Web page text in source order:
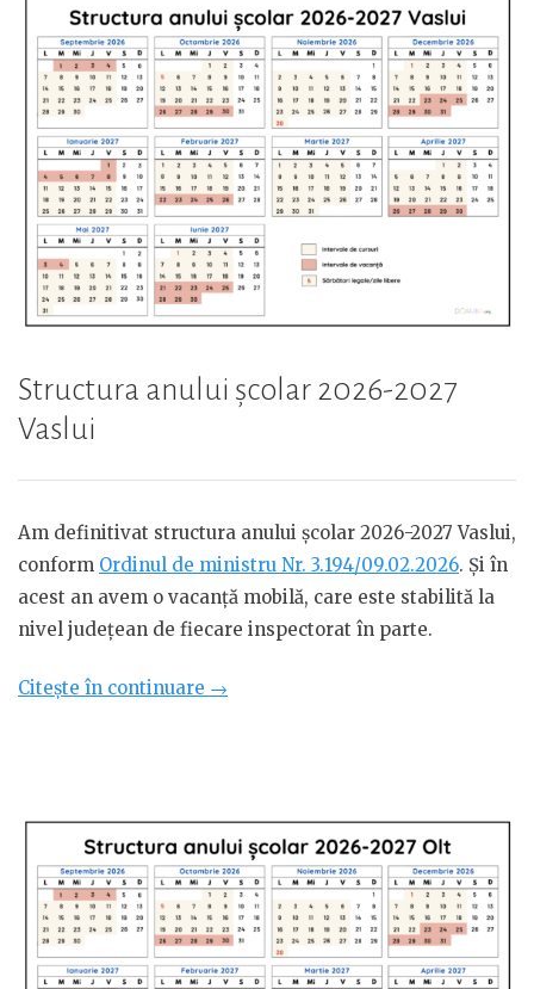
Vâlcea”
Structura anului școlar 2026-2027
Vaslui
Am definitivat structura anului școlar 2026-2027 Vaslui,
conform Ordinul de ministru Nr. 3.194/09.02.2026. Și în
acest an avem o vacanță mobilă, care este stabilită la
nivel județean de fiecare inspectorat în parte.
Citește în continuare „Structura
2027
Vaslui”
→